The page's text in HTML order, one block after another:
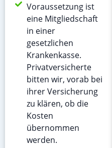
Voraussetzung ist
eine Mitgliedschaft
in einer
gesetzlichen
Krankenkasse.
Privatversicherte
bitten wir, vorab bei
ihrer Versicherung
zu klären, ob die
Kosten
übernommen
werden.